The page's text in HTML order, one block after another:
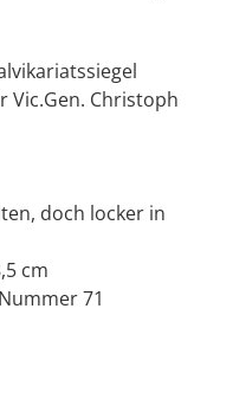
Vic.Gen. Christoph
doch locker in
cm
71